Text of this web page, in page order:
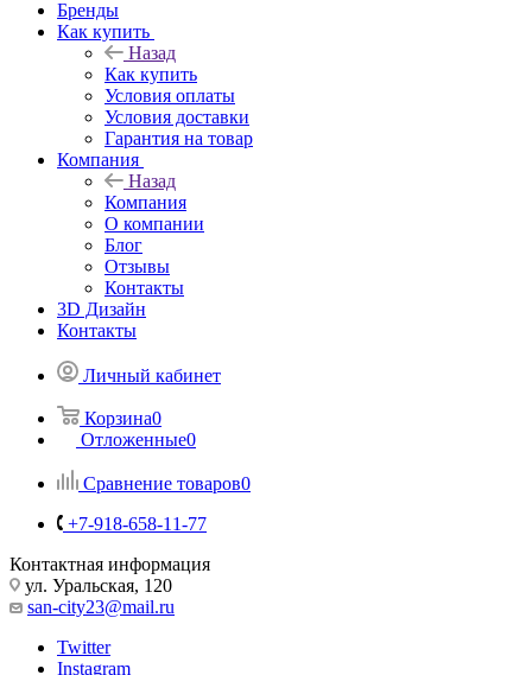
Корзина
Отложенные
Сравнение товаров
+7-918-658-11-77
Контактная информация
ул. Уральская, 120
san-city23@mail.ru
Twitter
Instagram
Telegram
WhatsApp
Душевая кабина Дана 711 B 100х100 см
без электроники
Главная
—
Каталог
—
Душевые кабины и ограждения в Краснодаре
ВанныУнитазы
ваннойДушевые